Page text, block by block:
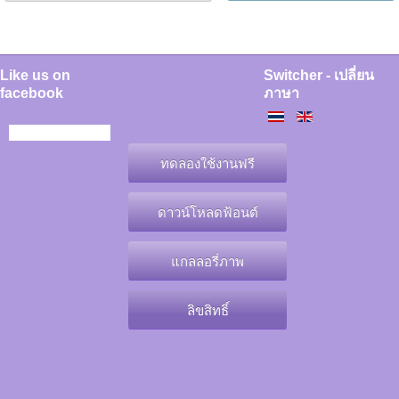
Like us on
facebook
ทดลองใช้งานฟรี
ดาวน์โหลดฟ้อนต์
แกลลอรี่ภาพ
ลิขสิทธิ์
Switcher - เปลี่ยน
ภาษา